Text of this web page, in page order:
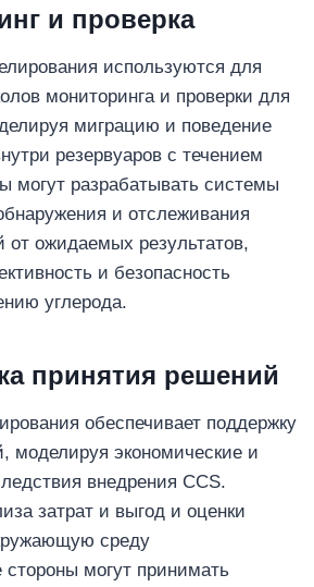
и проверка
используются для
мониторинга и проверки для
миграцию и поведение
резервуаров с течением
могут разрабатывать системы
и отслеживания
от ожидаемых результатов,
и безопасность
углерода.
принятия решений
обеспечивает поддержку
моделируя экономические и
внедрения CCS.
затрат и выгод и оценки
среду
стороны могут принимать